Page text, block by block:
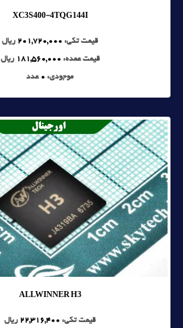
XC3S400-4TQG144I
قیمت تکی: 201,720,000 ریال
قیمت عمده: 181,560,000 ریال
موجودی: 0 عدد
ALLWINNER H3
قیمت تکی: 22,316,400 ریال